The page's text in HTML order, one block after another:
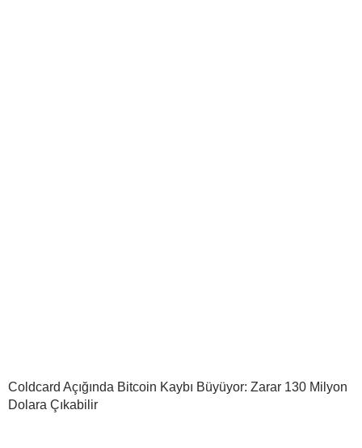
Coldcard Açığında Bitcoin Kaybı Büyüyor: Zarar 130 Milyon
Dolara Çıkabilir